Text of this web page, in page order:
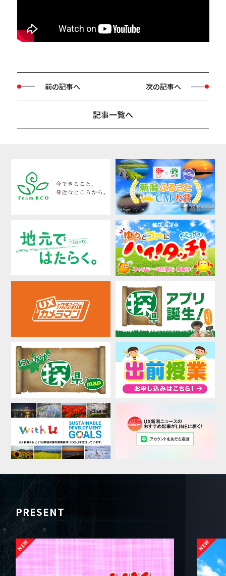
前の記事へ
記事一覧へ
次の記事へ
PRESENT